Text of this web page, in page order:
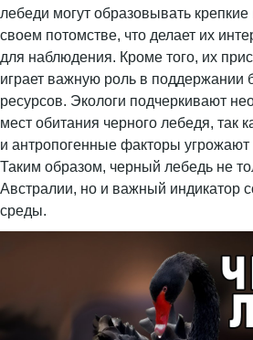
лебеди могут образовывать
своем потомстве, что делает их
для наблюдения. Кроме того, их
играет важную роль в поддержании
ресурсов. Экологи подчеркивают
мест обитания черного лебедя, так
и антропогенные факторы угрожают
Таким образом, черный лебедь не
Австралии, но и важный индикатор
среды.